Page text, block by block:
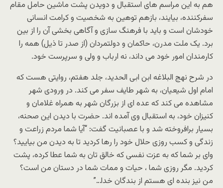
هم به این مراسم های استقبال و دویدن پشت ماشین حامل مقام
سفرکننده، بیایند، بازهم توهین به شخصیت و کرامت انسانی
خودشان است و باید با فرهنگ سازی و آگاهی بخشی آن را از بین
برد. یک ملت مدرن، حاکمان و دولتمردان (از صدر تا ذیل) همه را
کارمندان امور خود می داند، نه ارباب و ولی و سرپرست خود.
در شرح نهج البلاغه ابن ابی الحدید، جلد هفتم، روایتی هست که
امام اول شیعیان، به شهر طایف سفر می کند. در ورودی شهر
مشاهده می کند که عده ای از بزرگان شهر به همراه غلامان و
کنیزان خود، به استقبال وی آمده اند. حضرت با دیدن این صحنه،
بسیار برافروخته شد و با عصبانیت گفت: “آیا شما مردم زراعت و
زندگی و کسب روزی حلال خود را رها کردید تا به دیدن من بیایید؟
وای بر شما که به عزت نفسی که خالق تان به شما عطا کرده، پشت
کردید. مگر روزی شما ، حیات و ممات شما در دستان من است؟
من نیز بنده ای هستم از بندگان خدا…”